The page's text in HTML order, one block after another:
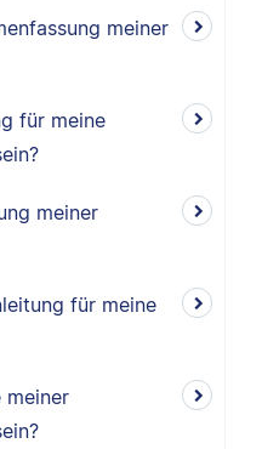
meiner
für meine
meiner
für meine
meiner